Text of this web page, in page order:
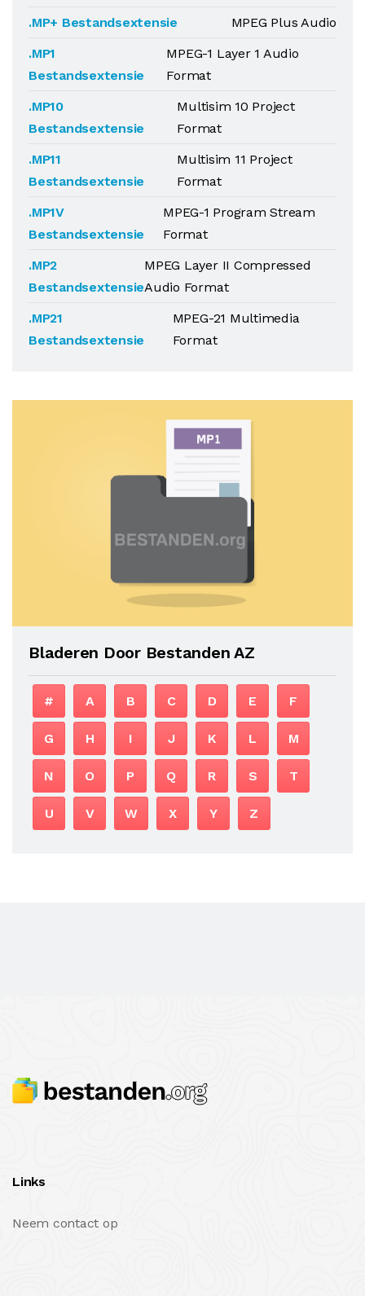
.MP+ Bestandsextensie
MPEG Plus Audio
.MP1
Bestandsextensie
MPEG-1 Layer 1 Audio
Format
.MP10
Bestandsextensie
Multisim 10 Project
Format
.MP11
Bestandsextensie
Multisim 11 Project
Format
.MP1V
Bestandsextensie
MPEG-1 Program Stream
Format
.MP2
Bestandsextensie
MPEG Layer II Compressed
Audio Format
.MP21
Bestandsextensie
MPEG-21 Multimedia
Format
Bladeren Door Bestanden AZ
# A B C D E F
G H I J K L M
N O P Q R S T
U V W X Y Z
Links
Neem contact op